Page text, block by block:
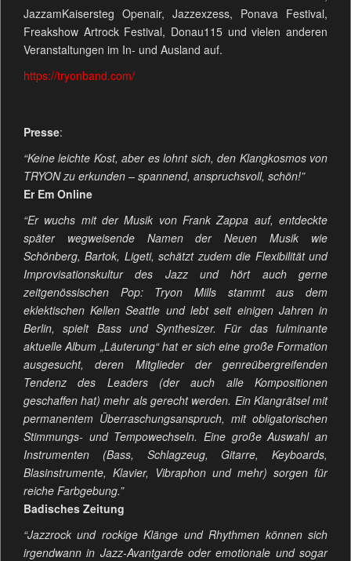
JazzamKaisersteg Openair, Jazzexzess, Ponava Festival,
Freakshow Artrock Festival, Donau115 und vielen anderen
Veranstaltungen im In- und Ausland auf.
https://tryonband.com/
Presse:
“Keine leichte Kost, aber es lohnt sich, den Klangkosmos von
TRYON zu erkunden – spannend, anspruchsvoll, schön!”
Er Em Online
“Er wuchs mit der Musik von Frank Zappa auf, entdeckte
später wegweisende Namen der Neuen Musik wie
Schönberg, Bartok, Ligeti, schätzt zudem die Flexibilität und
Improvisationskultur des Jazz und hört auch gerne
zeitgenössischen Pop: Tryon Mills stammt aus dem
eklektischen Kellen Seattle und lebt seit einigen Jahren in
Berlin, spielt Bass und Synthesizer. Für das fulminante
aktuelle Album „Läuterung“ hat er sich eine große Formation
ausgesucht, deren Mitglieder der genreübergreifenden
Tendenz des Leaders (der auch alle Kompositionen
geschaffen hat) mehr als gerecht werden. Ein Klangrätsel mit
permanentem Überraschungsanspruch, mit obligatorischen
Stimmungs- und Tempowechseln. Eine große Auswahl an
Instrumenten (Bass, Schlagzeug, Gitarre, Keyboards,
Blasinstrumente, Klavier, Vibraphon und mehr) sorgen für
reiche Farbgebung.”
Badisches Zeitung
“Jazzrock und rockige Klänge und Rhythmen können sich
irgendwann in Jazz-Avantgarde oder emotionale und sogar